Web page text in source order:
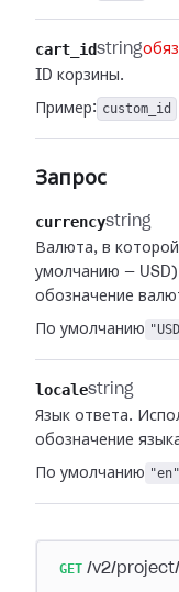
cart_idstring
ID корзины.
Пример: custom_id
Запрос
currencystring
Валюта, в
умолчанию —
обозначение
По умолчанию
localestring
Язык ответа.
обозначение
По умолчанию "en"
GET /v2/